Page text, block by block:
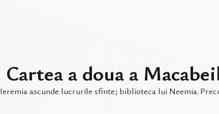
Cartea a doua a
Ieremia ascunde lucrurile sfinte; biblioteca lui Neemia.